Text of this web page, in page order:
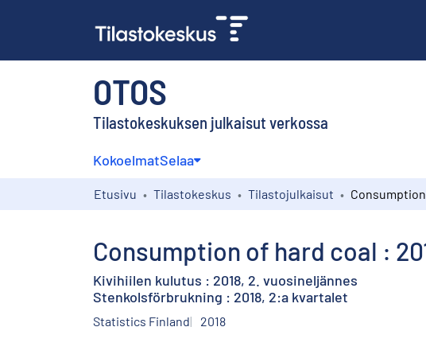
OTOS
Tilastokeskuksen julkaisut verkossa
KokoelmatSelaa
Etusivu Tilastokeskus Tilastojulkaisut
Consumption of hard coal :
Kivihiilen kulutus : 2018, 2. vuosineljännes
Stenkolsförbrukning : 2018, 2:a kvartalet
Statistics Finland 2018